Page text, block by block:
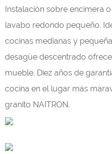
Instalación sobre encimera
lavabo redondo pequeño.
cocinas medianas y
desagüe descentrado
mueble. Diez años de
cocina en el lugar más
granito NAITRON.